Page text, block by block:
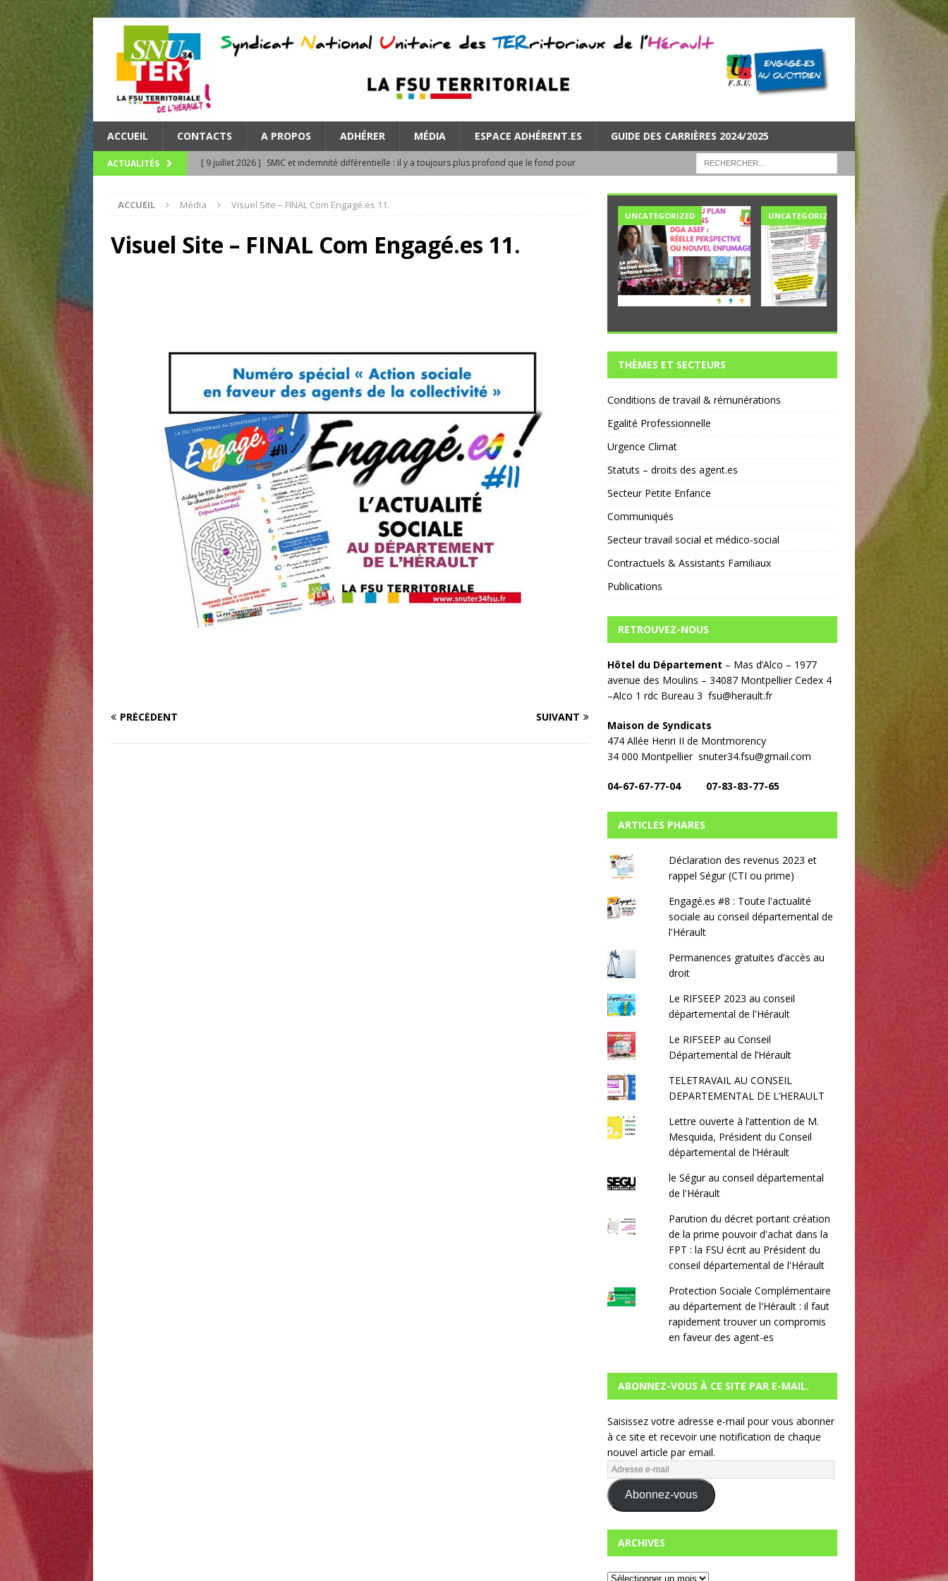
ACCUEIL CONTACTS A PROPOS ADHÉRER MÉDIA ESPACE ADHÉRENT.ES GUIDE DES CARRIÈRES 2024/2025
ACTUALITÉS [ 9 juillet 2026 ] SMIC et indemnité différentielle : il y a toujours plus profond que le fond pour
[ 8 juillet 2026 ] Canicule, incendie : protéger les agent·es, reconnaître les engagements
UNCATEGORIZED
TEMPS DE TRAVAIL : Temps plein, temps partiel, JNT, JRC…
enfumage ?
UNCATEGORIZED
ACCUEIL Média Visuel Site – FINAL Com Engagé.es 11.
Visuel Site – FINAL Com Engagé.es 11.
PRÉCÉDENT SUIVANT
UNCATEGORIZED UNCATEGORIZED
THÈMES ET SECTEURS
Conditions de travail & rémunérations
Egalité Professionnelle
Urgence Climat
Statuts – droits des agent.es
Secteur Petite Enfance
Communiqués
Secteur travail social et médico-social
Contractuels & Assistants Familiaux
Publications
RETROUVEZ-NOUS
Hôtel du Département – Mas d’Alco – 1977
avenue des Moulins – 34087 Montpellier Cedex 4
–Alco 1 rdc Bureau 3 fsu@herault.fr
Maison de Syndicats
474 Allée Henri II de Montmorency
34 000 Montpellier snuter34.fsu@gmail.com
04-67-67-77-04 07-83-83-77-65
ARTICLES PHARES
Déclaration des revenus 2023 et
rappel Ségur (CTI ou prime)
Engagé.es #8 : Toute l'actualité
sociale au conseil départemental de
l'Hérault
Permanences gratuites d’accès au
droit
Le RIFSEEP 2023 au conseil
départemental de l'Hérault
Le RIFSEEP au Conseil
Départemental de l’Hérault
TELETRAVAIL AU CONSEIL
DEPARTEMENTAL DE L’HERAULT
Lettre ouverte à l’attention de M.
Mesquida, Président du Conseil
départemental de l’Hérault
le Ségur au conseil départemental
de l'Hérault
Parution du décret portant création
de la prime pouvoir d'achat dans la
FPT : la FSU écrit au Président du
conseil départemental de l'Hérault
Protection Sociale Complémentaire
au département de l'Hérault : il faut
rapidement trouver un compromis
en faveur des agent-es
ABONNEZ-VOUS À CE SITE PAR E-MAIL.
Saisissez votre adresse e-mail pour vous abonner
à ce site et recevoir une notification de chaque
nouvel article par email.
Abonnez-vous
ARCHIVES